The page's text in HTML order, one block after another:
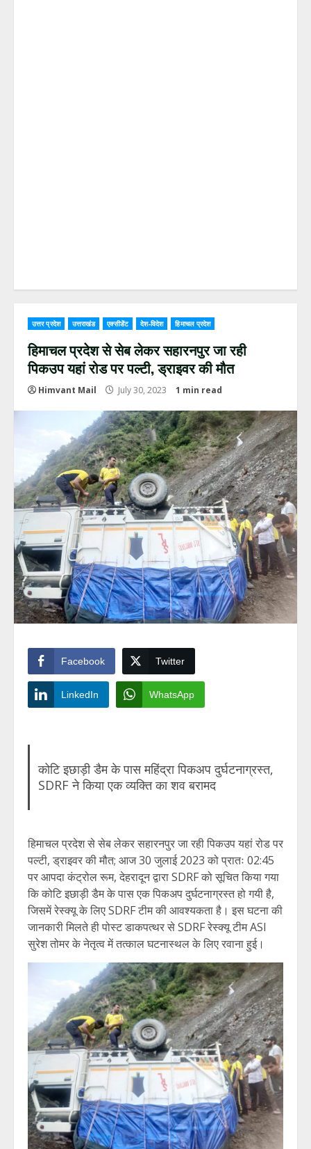
उत्तर प्रदेश उत्तराखंड एक्सीडेंट देश-विदेश हिमाचल प्रदेश
हिमाचल प्रदेश से सेब लेकर सहारनपुर जा रही
पिकउप यहां रोड पर पल्टी, ड्राइवर की मौत
Himvant Mail July 30, 2023 1 min read
Facebook Twitter
LinkedIn WhatsApp
कोटि इछाड़ी डैम के पास महिंद्रा पिकअप दुर्घटनाग्रस्त,
SDRF ने किया एक व्यक्ति का शव बरामद
हिमाचल प्रदेश से सेब लेकर सहारनपुर जा रही पिकउप यहां रोड पर
पल्टी, ड्राइवर की मौत; आज 30 जुलाई 2023 को प्रातः 02:45
पर आपदा कंट्रोल रूम, देहरादून द्वारा SDRF को सूचित किया गया
कि कोटि इछाड़ी डैम के पास एक पिकअप दुर्घटनाग्रस्त हो गयी है,
जिसमें रेस्क्यू के लिए SDRF टीम की आवश्यकता है। इस घटना की
जानकारी मिलते ही पोस्ट डाकपत्थर से SDRF रेस्क्यू टीम ASI
सुरेश तोमर के नेतृत्व में तत्काल घटनास्थल के लिए रवाना हुई।